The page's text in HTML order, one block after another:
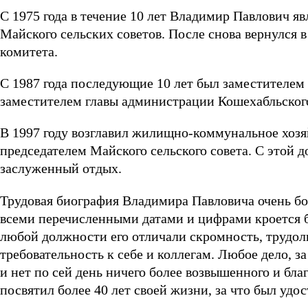
С 1975 года в течение 10 лет Владимир Павлович
Майского сельских советов. После снова вернулся
комитета.
С 1987 года последующие 10 лет был
заместителем главы администрации
В 1997 году возглавил жилищно-коммунальное
председателем Майского сельского совета. С
заслуженный отдых.
Трудовая биография Владимира Павловича очень
всеми перечисленными датами и цифрами кроется
любой должности его отличали скромность,
требовательность к себе и коллегам. Любое дело,
и нет по сей день ничего более возвышенного и
посвятил более 40 лет своей жизни, за что был